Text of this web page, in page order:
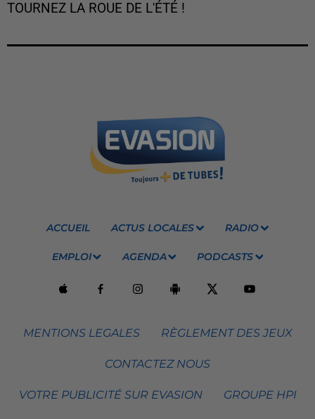
TOURNEZ LA ROUE DE L'ÉTÉ !
ACCUEIL ACTUS LOCALES RADIO
EMPLOI AGENDA PODCASTS
MENTIONS LEGALES RÈGLEMENT DES JEUX
CONTACTEZ NOUS
VOTRE PUBLICITÉ SUR EVASION GROUPE HPI